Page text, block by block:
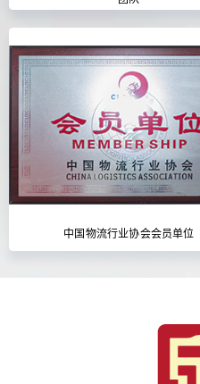
中国物流行业协会会员单位